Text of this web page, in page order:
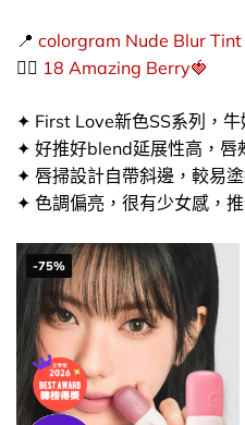
📍 colorgram Nude Blur Tint
👉🏻​ 18 Amazing Berry🍓
✦ First Love新色SS系列，牛
✦ 好推好blend延展性高，唇
✦ 唇掃設計自帶斜邊，較易
✦ 色調偏亮，很有少女感，
-75%